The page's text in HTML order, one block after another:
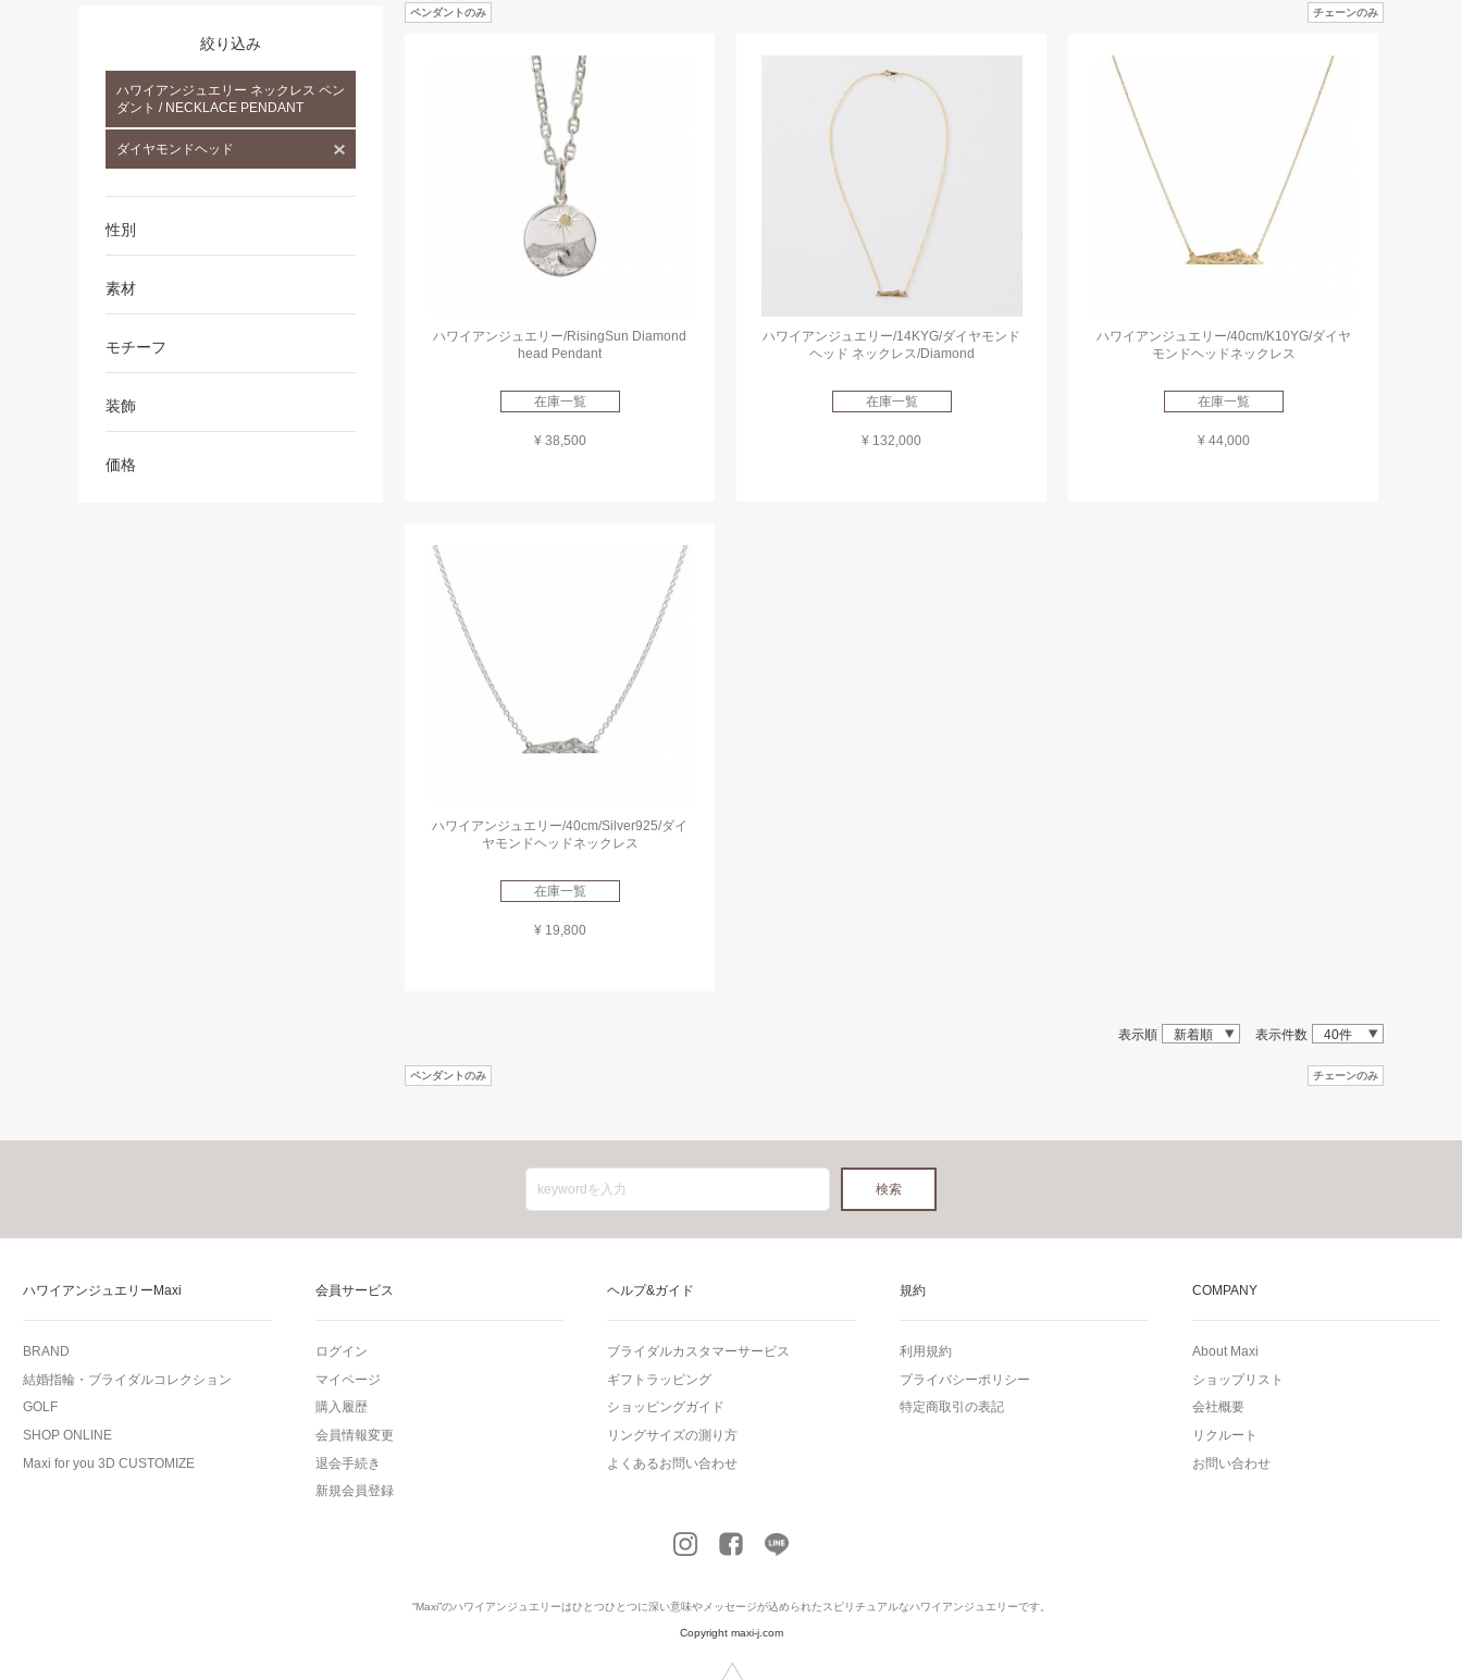
ペンダントのみ チェーンのみ
ハワイアンジュエリー/RisingSun Diamond
head Pendant
在庫一覧
¥ 38,500
ハワイアンジュエリー/14KYG/ダイヤモンド
ヘッド ネックレス/Diamond
在庫一覧
¥ 132,000
ハワイアンジュエリー/40cm/K10YG/ダイヤ
モンドヘッドネックレス
在庫一覧
¥ 44,000
ハワイアンジュエリー/40cm/Silver925/ダイ
ヤモンドヘッドネックレス
在庫一覧
¥ 19,800
表示順 新着順 表示件数 40件
ペンダントのみ チェーンのみ
絞り込み
ハワイアンジュエリー ネックレス ペン
ダント / NECKLACE PENDANT
ダイヤモンドヘッド
性別
素材
モチーフ
装飾
価格
ハワイアンジュエリーMaxi
BRAND
結婚指輪・ブライダルコレクション
GOLF
SHOP ONLINE
Maxi for you 3D CUSTOMIZE
会員サービス
ログイン
マイページ
購入履歴
会員情報変更
退会手続き
新規会員登録
ヘルプ&ガイド
ブライダルカスタマーサービス
ギフトラッピング
ショッピングガイド
リングサイズの測り方
よくあるお問い合わせ
規約
利用規約
プライバシーポリシー
特定商取引の表記
COMPANY
About Maxi
ショップリスト
会社概要
リクルート
お問い合わせ
“Maxi”のハワイアンジュエリーはひとつひとつに深い意味やメッセージが込められたスピリチュアルなハワイアンジュエリーです。
Copyright maxi-j.com